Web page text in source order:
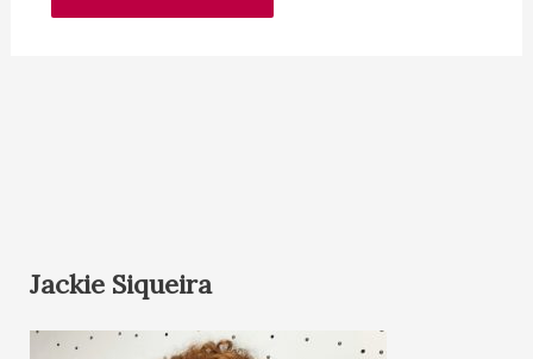
Jackie Siqueira